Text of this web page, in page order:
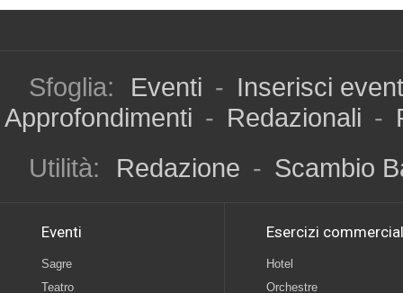
Sfoglia: Eventi - Inserisci
Approfondimenti - Redazionali -
Utilità:
Redazione - Scambio
Eventi
Sagre
Teatro
Esercizi
Hotel
Orchestre